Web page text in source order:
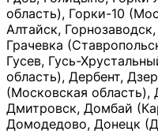
область), Горки-10
Алтайск,
Грачевка
Гусев, Гусь-
область), Дербент,
(Московская область),
Дмитровск, Домбай
Домодедово, Донецк